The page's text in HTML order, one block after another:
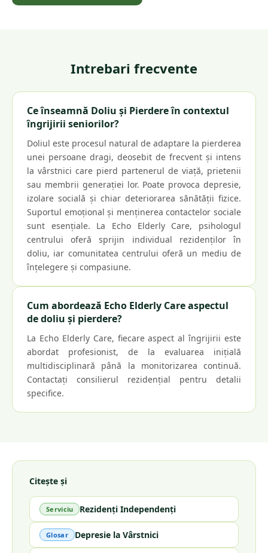
Intrebari frecvente
Ce înseamnă Doliu și Pierdere în contextul
îngrijirii seniorilor?
Doliul este procesul natural de adaptare la pierderea
unei persoane dragi, deosebit de frecvent și intens
la vârstnici care pierd partenerul de viață, prietenii
sau membrii generației lor. Poate provoca depresie,
izolare socială și chiar deteriorarea sănătății fizice.
Suportul emoțional și menținerea contactelor sociale
sunt esențiale. La Echo Elderly Care, psihologul
centrului oferă sprijin individual rezidenților în
doliu, iar comunitatea centrului oferă un mediu de
înțelegere și compasiune.
Cum abordează Echo Elderly Care aspectul
de doliu și pierdere?
La Echo Elderly Care, fiecare aspect al îngrijirii este
abordat profesionist, de la evaluarea inițială
multidisciplinară până la monitorizarea continuă.
Contactați consilierul rezidențial pentru detalii
specifice.
Citește și
Serviciu Rezidenți Independenți
Glosar Depresie la Vârstnici